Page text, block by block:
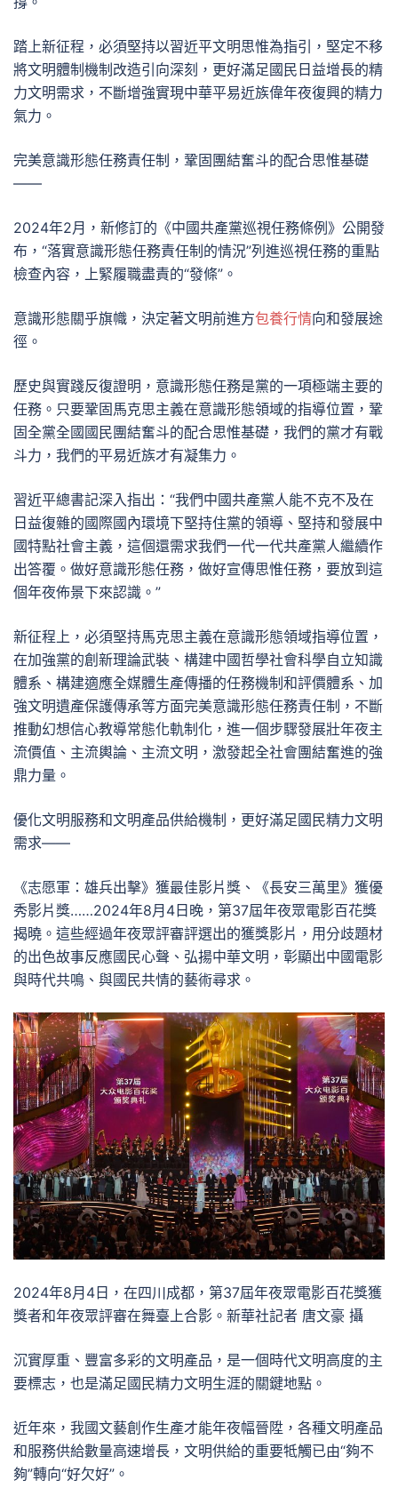
踏上新征程，必須堅持以習近平文明思惟為指引，堅定不移
將文明體制機制改造引向深刻，更好滿足國民日益增長的精
力文明需求，不斷增強實現中華平易近族偉年夜復興的精力
氣力。
完美意識形態任務責任制，鞏固團結奮斗的配合思惟基礎
——
2024年2月，新修訂的《中國共產黨巡視任務條例》公開發
布，“落實意識形態任務責任制的情況”列進巡視任務的重點
檢查內容，上緊履職盡責的“發條”。
意識形態關乎旗幟，決定著文明前進方包養行情向和發展途
徑。
歷史與實踐反復證明，意識形態任務是黨的一項極端主要的
任務。只要鞏固馬克思主義在意識形態領域的指導位置，鞏
固全黨全國國民團結奮斗的配合思惟基礎，我們的黨才有戰
斗力，我們的平易近族才有凝集力。
習近平總書記深入指出：“我們中國共產黨人能不克不及在
日益復雜的國際國內環境下堅持住黨的領導、堅持和發展中
國特點社會主義，這個還需求我們一代一代共產黨人繼續作
出答覆。做好意識形態任務，做好宣傳思惟任務，要放到這
個年夜佈景下來認識。”
新征程上，必須堅持馬克思主義在意識形態領域指導位置，
在加強黨的創新理論武裝、構建中國哲學社會科學自立知識
體系、構建適應全媒體生產傳播的任務機制和評價體系、加
強文明遺產保護傳承等方面完美意識形態任務責任制，不斷
推動幻想信心教導常態化軌制化，進一個步驟發展壯年夜主
流價值、主流輿論、主流文明，激發起全社會團結奮進的強
鼎力量。
優化文明服務和文明產品供給機制，更好滿足國民精力文明
需求——
《志愿軍：雄兵出擊》獲最佳影片獎、《長安三萬里》獲優
秀影片獎……2024年8月4日晚，第37屆年夜眾電影百花獎
揭曉。這些經過年夜眾評審評選出的獲獎影片，用分歧題材
的出色故事反應國民心聲、弘揚中華文明，彰顯出中國電影
與時代共鳴、與國民共情的藝術尋求。
2024年8月4日，在四川成都，第37屆年夜眾電影百花獎獲
獎者和年夜眾評審在舞臺上合影。新華社記者 唐文豪 攝
沉實厚重、豐富多彩的文明產品，是一個時代文明高度的主
要標志，也是滿足國民精力文明生涯的關鍵地點。
近年來，我國文藝創作生產才能年夜幅晉陞，各種文明產品
和服務供給數量高速增長，文明供給的重要牴觸已由“夠不
夠”轉向“好欠好”。